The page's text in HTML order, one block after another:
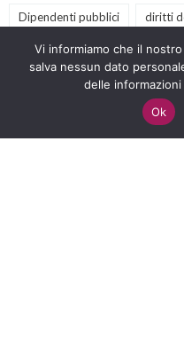
Dipendenti pubblici diritti
diritto amministrativo
diritto del lavoro eventi
lavoro
Vi informiamo che il
salva nessun dato
delle
Ok